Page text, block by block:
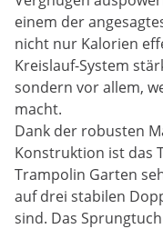
einem der
nicht nur Kalorien
Kreislauf-System
sondern vor allem,
macht.
Dank der robusten
Konstruktion ist das
Trampolin Garten
auf drei stabilen
sind. Das